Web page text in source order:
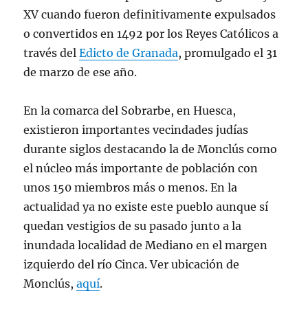
XV cuando fueron definitivamente expulsados
o convertidos en 1492 por los Reyes Católicos a
través delEdicto de Granada, promulgado el 31
de marzo de ese año.
En la comarca del Sobrarbe, en Huesca,
existieron importantes vecindades judías
durante siglos destacando la de Monclús como
el núcleo más importante de población con
unos 150 miembros más o menos. En la
actualidad ya no existe este pueblo aunque sí
quedan vestigios de su pasado junto a la
inundada localidad de Mediano en el margen
izquierdo del río Cinca. Ver ubicación de
Monclús,aquí.